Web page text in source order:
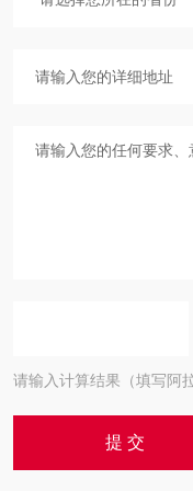
请输入计算结果（填写阿